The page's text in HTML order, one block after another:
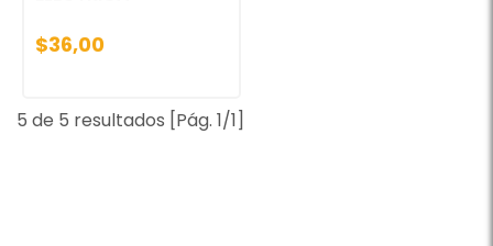
$36,00
5 de 5 resultados [Pág. 1/1]